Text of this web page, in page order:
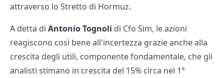
attraverso lo Stretto di Hormuz.
A detta di Antonio Tognoli di Cfo Sim, le azioni
reagiscono così bene all'incertezza grazie anche alla
crescita degli utili, componente fondamentale, che gli
analisti stimano in crescita del 15% circa nel 1°